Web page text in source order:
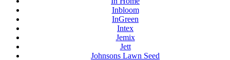
Inbloom
InGreen
Intex
Jemix
Jett
Johnsons Lawn Seed